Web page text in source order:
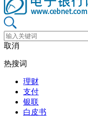
取消
热搜词
理财
支付
银联
白皮书